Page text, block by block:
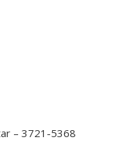
– 3721-5368